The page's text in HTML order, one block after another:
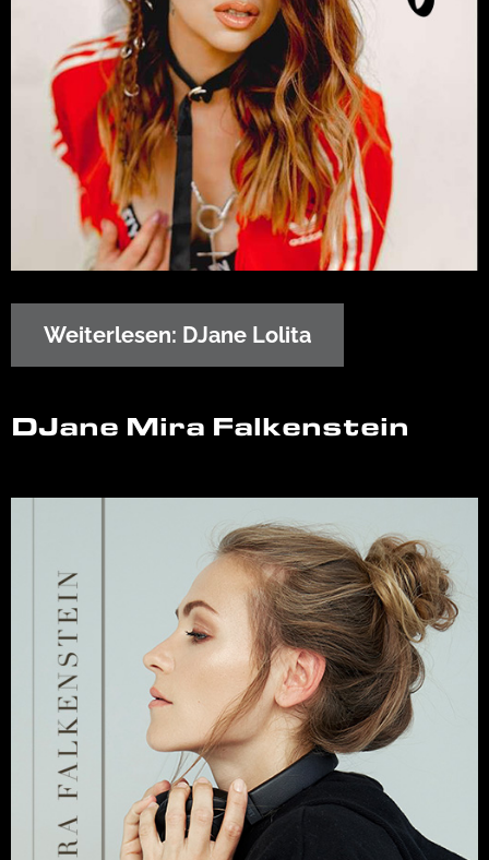
Weiterlesen: DJane Lolita
DJane Mira Falkenstein